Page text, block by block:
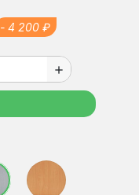
- 4 200 ₽
add